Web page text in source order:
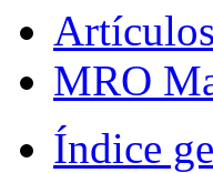
Artículos
MRO
Índice